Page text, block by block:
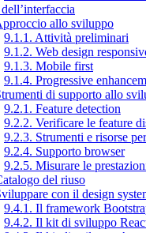
allo sviluppo
9.1.1. Attività preliminari
9.1.2. Web design
9.1.3. Mobile first
9.1.4. Progressive
di supporto allo
9.2.1. Feature detection
9.2.2. Verificare le feature
9.2.3. Strumenti e risorse
9.2.4. Supporto browser
9.2.5. Misurare le
del riuso
con il design
9.4.1. Il framework
9.4.2. Il kit di sviluppo